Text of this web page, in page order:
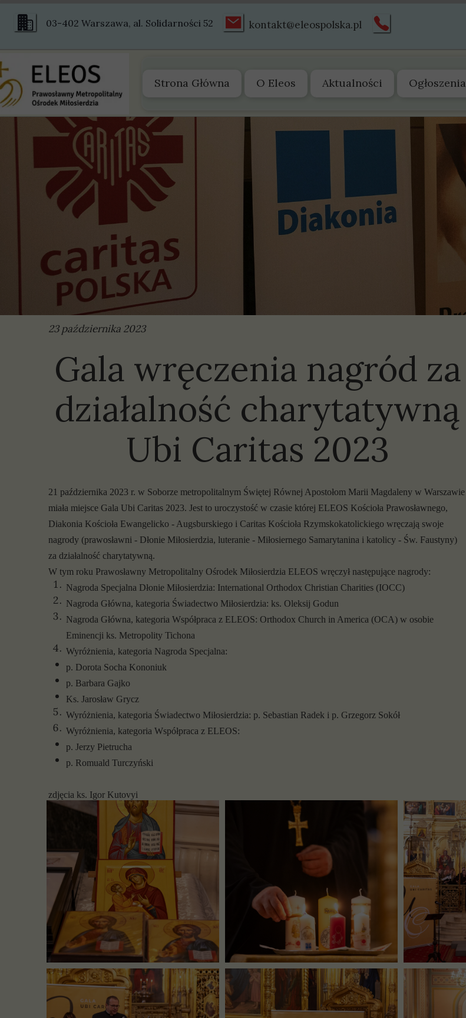
Strona Główna O Eleos
Historia
Aktualności Ogłoszenia
kontakt@eleospolska.pl
03-402 Warszawa, al. Solidarności 52
23 października 2023
Gala wręczenia nagród za
działalność charytatywną
Ubi Caritas 2023
21 października 2023 r. w Soborze metropolitalnym Świętej Równej Apostołom Marii Magdaleny w Warszawie
miała miejsce Gala Ubi Caritas 2023. Jest to uroczystość w czasie której ELEOS Kościoła Prawosławnego,
Diakonia Kościoła Ewangelicko - Augsburskiego i Caritas Kościoła Rzymskokatolickiego wręczają swoje
nagrody (prawosławni - Dłonie Miłosierdzia, luteranie - Miłosiernego Samarytanina i katolicy - Św. Faustyny)
za działalność charytatywną.
W tym roku Prawosławny Metropolitalny Ośrodek Miłosierdzia ELEOS wręczył następujące nagrody:
Nagroda Specjalna Dłonie Miłosierdzia: International Orthodox Christian Charities (IOCC)
Nagroda Główna, kategoria Świadectwo Miłosierdzia: ks. Oleksij Godun
Nagroda Główna, kategoria Współpraca z ELEOS: Orthodox Church in America (OCA) w osobie
Eminencji ks. Metropolity Tichona
Wyróżnienia, kategoria Nagroda Specjalna:
p. Dorota Socha Kononiuk
p. Barbara Gajko
Ks. Jarosław Grycz
Wyróżnienia, kategoria Świadectwo Miłosierdzia: p. Sebastian Radek i p. Grzegorz Sokół
Wyróżnienia, kategoria Współpraca z ELEOS:
p. Jerzy Pietrucha
p. Romuald Turczyński
zdjęcia ks. Igor Kutovyi